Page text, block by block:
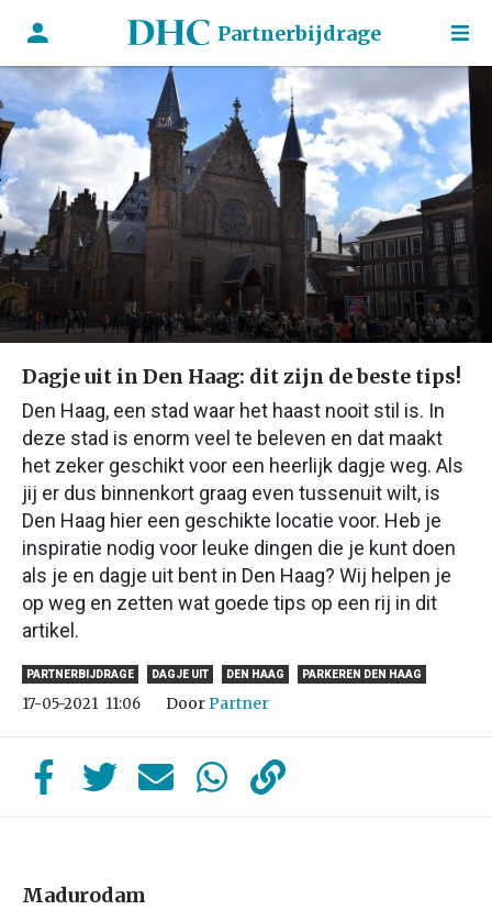
Partnerbijdrage
Dagje uit in Den Haag: dit zijn de beste tips!
Den Haag, een stad waar het haast nooit stil is. In
deze stad is enorm veel te beleven en dat maakt
het zeker geschikt voor een heerlijk dagje weg. Als
jij er dus binnenkort graag even tussenuit wilt, is
Den Haag hier een geschikte locatie voor. Heb je
inspiratie nodig voor leuke dingen die je kunt doen
als je en dagje uit bent in Den Haag? Wij helpen je
op weg en zetten wat goede tips op een rij in dit
artikel.
PARTNERBIJDRAGE DAGJE UIT DEN HAAG PARKEREN DEN HAAG
17-05-2021 11:06 DoorPartner
Madurodam